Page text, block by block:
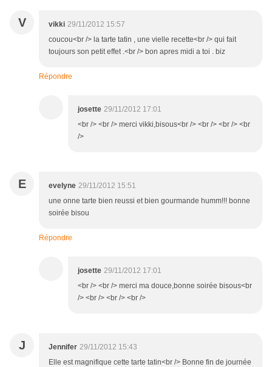
V vikki 29/11/2012 15:57
coucou<br /> la tarte tatin , une vielle recette<br /> qui fait
toujours son petit effet .<br /> bon apres midi a toi . biz
Répondre
josette 29/11/2012 17:01
<br /> <br /> merci vikki,bisous<br /> <br /> <br /> <br
/>
E evelyne 29/11/2012 15:51
une onne tarte bien reussi et bien gourmande humm!!! bonne
soirée bisou
Répondre
josette 29/11/2012 17:01
<br /> <br /> merci ma douce,bonne soirée bisous<br
/> <br /> <br /> <br />
J Jennifer 29/11/2012 15:43
Elle est magnifique cette tarte tatin<br /> Bonne fin de journée